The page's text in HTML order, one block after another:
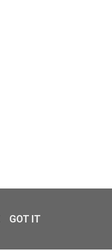
GOT IT